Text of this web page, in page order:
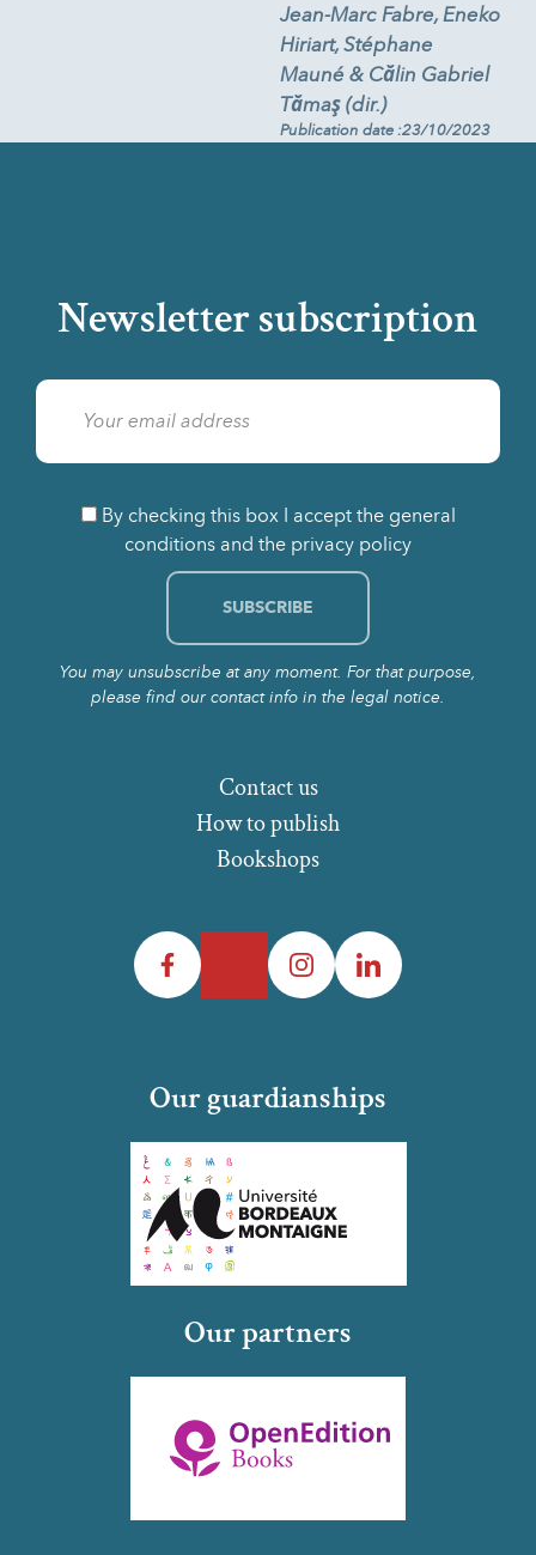
Jean-Marc Fabre, Eneko
Hiriart, Stéphane
Mauné & Călin Gabriel
Tămaş (dir.)
Publication date :23/10/2023
Newsletter subscription
By checking this box I accept the general
conditions and the privacy policy
You may unsubscribe at any moment. For that purpose,
please find our contact info in the legal notice.
How to publish
Bookshops
Contact us
Facebook InstagramLinkedIn
Our guardianships
Our partners